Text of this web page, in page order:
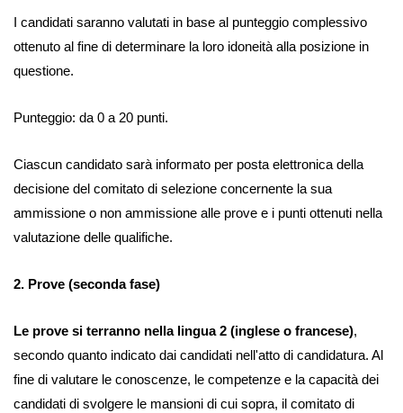
I candidati saranno valutati in base al punteggio complessivo
ottenuto al fine di determinare la loro idoneità alla posizione in
questione.
Punteggio: da 0 a 20 punti.
Ciascun candidato sarà informato per posta elettronica della
decisione del comitato di selezione concernente la sua
ammissione o non ammissione alle prove e i punti ottenuti nella
valutazione delle qualifiche.
2. Prove (seconda fase)
Le prove si terranno nella lingua 2 (inglese o francese),
secondo quanto indicato dai candidati nell'atto di candidatura. Al
fine di valutare le conoscenze, le competenze e la capacità dei
candidati di svolgere le mansioni di cui sopra, il comitato di